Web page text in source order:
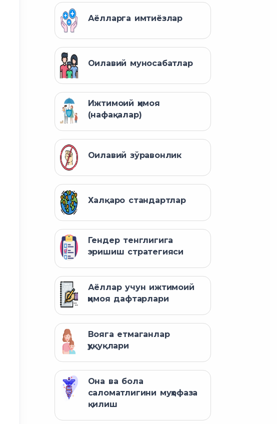
Аёлларга имтиёзлар
Оилавий муносабатлар
Ижтимоий ҳимоя
(нафақалар)
Оилавий зўравонлик
Халқаро стандартлар
Гендер тенглигига
эришиш стратегияси
Аёллар учун ижтимоий
ҳимоя дафтарлари
Вояга етмаганлар
ҳуқуқлари
Она ва бола
саломатлигини муҳофаза
қилиш